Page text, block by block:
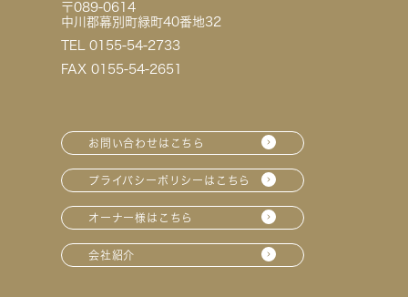
〒089-0614
中川郡幕別町緑町40番地32
TEL 0155-54-2733
FAX 0155-54-2651
お問い合わせはこちら
プライバシーポリシーはこちら
オーナー様はこちら
会社紹介